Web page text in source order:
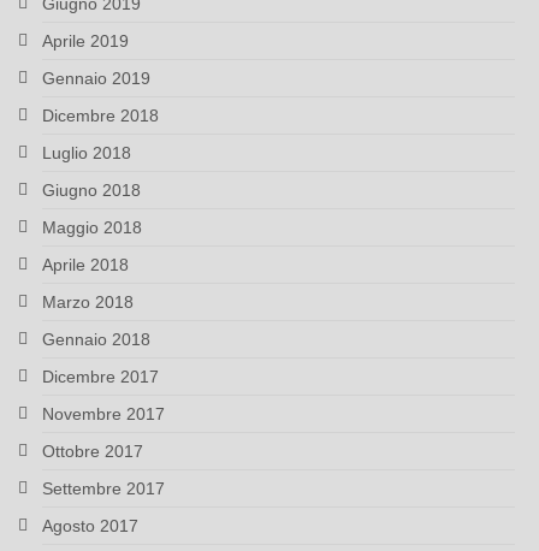
Aprile 2019
Gennaio 2019
Dicembre 2018
Luglio 2018
Giugno 2018
Maggio 2018
Aprile 2018
Marzo 2018
Gennaio 2018
Dicembre 2017
Novembre 2017
Ottobre 2017
Settembre 2017
Agosto 2017